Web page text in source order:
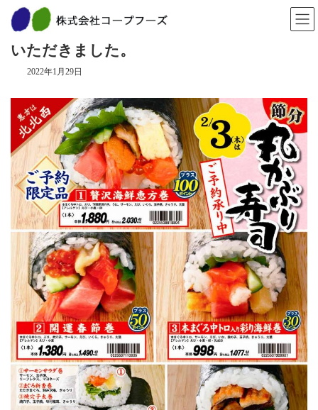
節分 丸かぶり寿司ご予約締め切りらせて
いただきました。
2022年1月29日